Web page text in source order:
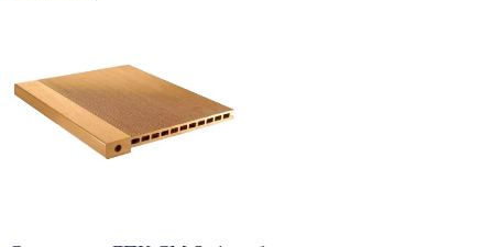
избранное сравнить